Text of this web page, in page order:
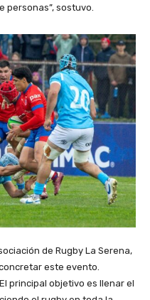
personas”, sostuvo.
de Rugby La Serena,
este evento.
principal objetivo es llenar el